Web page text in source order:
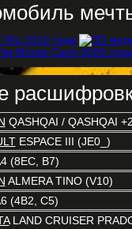
QASHQAI / QASHQAI
ESPACE III (JE0_)
(8EC, B7)
ALMERA TINO (V10)
(4B2, C5)
LAND CRUISER